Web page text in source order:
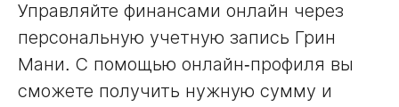
Управляйте финансами онлайн через
персональную учетную запись Грин
Мани. С помощью онлайн-профиля вы
сможете получить нужную сумму и